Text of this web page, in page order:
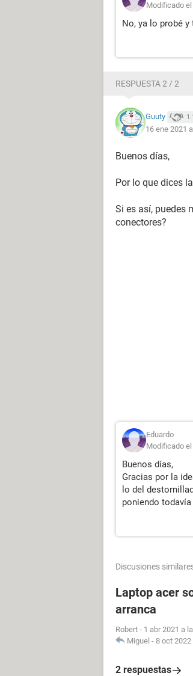
Modificado
No, ya lo probé
RESPUESTA 2 / 2
Guuty
16 ene 2021
Buenos días,
Por lo que dices
Si es así, puedes
conectores?
Eduardo
Modificado
Buenos días,
Gracias por la
lo del
poniendo
Discusiones
Laptop acer
arranca
Robert - 1 abr 2021 a
Miguel - 8 oct 2022
2 respuestas